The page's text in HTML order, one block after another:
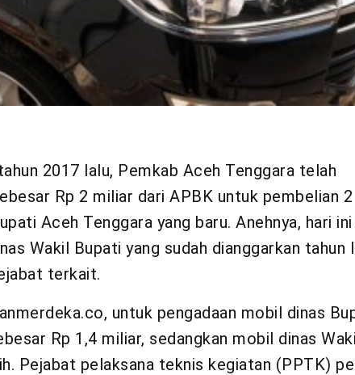
2017 lalu, Pemkab Aceh Tenggara telah
Rp 2 miliar dari APBK untuk pembelian
Aceh Tenggara yang baru. Anehnya, hari
Wakil Bupati yang sudah dianggarkan tahun
terkait.
untuk pengadaan mobil dinas
Rp 1,4 miliar, sedangkan mobil dinas
Pejabat pelaksana teknis kegiatan (PPTK)